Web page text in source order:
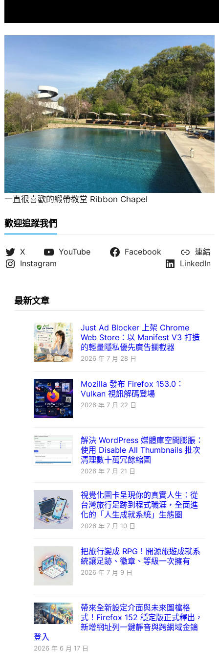
一直很喜歡的緞帶教堂 Ribbon Chapel
歡迎追蹤我們
X YouTube Facebook
連結
Instagram
LinkedIn
最新文章
Just Ad Blocker 上架 Chrome
Web Store：以 Manifest V3 打造
的輕量隱私優先廣告攔截器
2026 年 7 月 28 日
Mozilla 發布 Firefox 153.0：
Vulkan 視訊解碼登場
2026 年 7 月 22 日
解決 WordPress 媒體庫空間膨脹：
使用 Disable All Thumbnails 批次
清理數十萬冗餘縮圖
2026 年 7 月 21 日
視覺化圖卡呈現你的真實人生：從
台灣旅行足跡到程式職涯，全面進
化的「人生成就系統」生態圈
2026 年 7 月 10 日
把旅行變成 RPG！開源旅遊成就系
統讓足跡、徽章、等級一次擁有
2026 年 7 月 9 日
帶來全新設定介面與未來圖檔格
式！Firefox 152 穩定版正式釋出，
新增網址列一鍵靜音與跨網域金鑰
登入
2026 年 6 月 17 日